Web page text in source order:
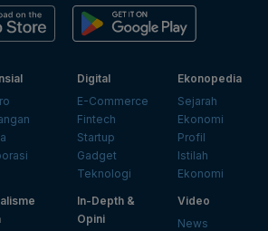
Digital
E-Commerce
Fintech
Startup
Gadget
Teknologi
Ekonopedia
Sejarah
Ekonomi
Profil
Istilah
Ekonomi
In-Depth &
Opini
Video
News